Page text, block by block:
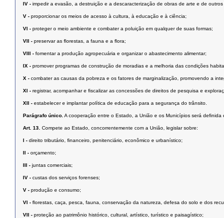
IV - impedir a evasão, a destruição e a descaracterização de obras de arte e de
V - proporcionar os meios de acesso à cultura, à educação e à ciência;
VI - proteger o meio ambiente e combater a poluição em qualquer de suas formas;
VII - preservar as ﬂorestas, a fauna e a ﬂora;
VIII - fomentar a produção agropecuária e organizar o abastecimento alimentar;
IX - promover programas de construção de moradias e a melhoria das condições
X - combater as causas da pobreza e os fatores de marginalização, promovendo a
XI - registrar, acompanhar e ﬁscalizar as concessões de direitos de pesquisa e
XII - estabelecer e implantar política de educação para a segurança do trânsito.
Parágrafo único. A cooperação entre o Estado, a União e os Municípios será
Art. 13. Compete ao Estado, concorrentemente com a União, legislar sobre:
I - direito tributário, ﬁnanceiro, penitenciário, econômico e urbanístico;
II - orçamento;
III - juntas comerciais;
IV - custas dos serviços forenses;
V - produção e consumo;
VI - ﬂorestas, caça, pesca, fauna, conservação da natureza, defesa do solo e dos
VII - proteção ao patrimônio histórico, cultural, artístico, turístico e paisagístico;